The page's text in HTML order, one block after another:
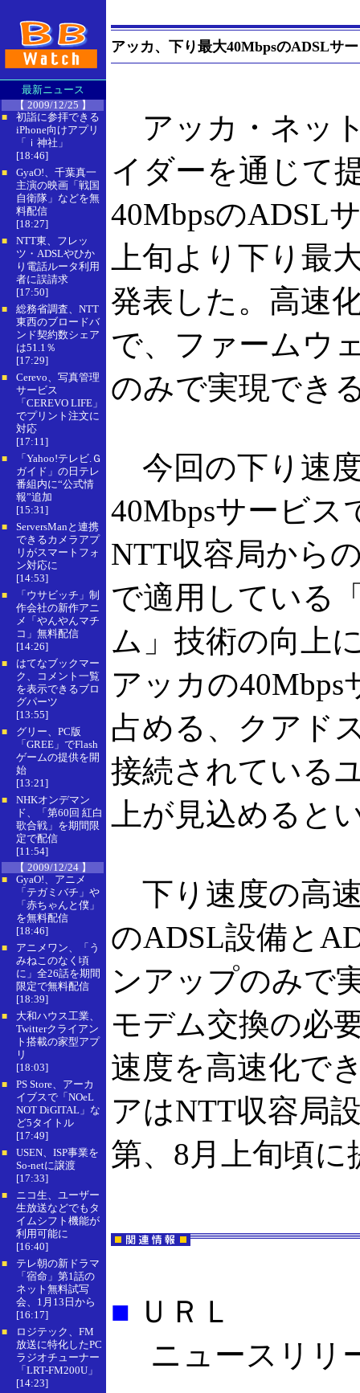
最新ニュース
【 2009/12/25 】
■
初詣に参拝できる
iPhone向けアプリ
「ｉ神社」
[18:46]
■
GyaO!、千葉真一
主演の映画「戦国
自衛隊」などを無
料配信
[18:27]
■
NTT東、フレッ
ツ・ADSLやひか
り電話ルータ利用
者に誤請求
[17:50]
■
総務省調査、NTT
東西のブロードバ
ンド契約数シェア
は51.1％
[17:29]
■
Cerevo、写真管理
サービス
「CEREVO LIFE」
でプリント注文に
対応
[17:11]
■
「Yahoo!テレビ.Ｇ
ガイド」の日テレ
番組内に“公式情
報”追加
[15:31]
■
ServersManと連携
できるカメラアプ
リがスマートフォ
ン対応に
[14:53]
■
「ウサビッチ」制
作会社の新作アニ
メ「やんやんマチ
コ」無料配信
[14:26]
■
はてなブックマー
ク、コメント一覧
を表示できるブロ
グパーツ
[13:55]
■
グリー、PC版
「GREE」でFlash
ゲームの提供を開
始
[13:21]
■
NHKオンデマン
ド、「第60回 紅白
歌合戦」を期間限
定で配信
[11:54]
【 2009/12/24 】
■
GyaO!、アニメ
「テガミバチ」や
「赤ちゃんと僕」
を無料配信
[18:46]
■
アニメワン、「う
みねこのなく頃
に」全26話を期間
限定で無料配信
[18:39]
■
大和ハウス工業、
Twitterクライアン
ト搭載の家型アプ
リ
[18:03]
■
PS Store、アーカ
イブスで「NOeL
NOT DiGITAL」な
ど5タイトル
[17:49]
■
USEN、ISP事業を
So-netに譲渡
[17:33]
■
ニコ生、ユーザー
生放送などでもタ
イムシフト機能が
利用可能に
[16:40]
■
テレ朝の新ドラマ
「宿命」第1話の
ネット無料試写
会、1月13日から
[16:17]
■
ロジテック、FM
放送に特化したPC
ラジオチューナー
「LRT-FM200U」
[14:23]
アッカ、下り最大40MbpsのADSLサ
アッカ・ネッ
イダーを通じて
40MbpsのADSL
上旬より下り最
発表した。高速
で、ファームウ
のみで実現でき
今回の下り速
40Mbpsサービス
NTT収容局から
で適用している
ム」技術の向上
アッカの
占める、クアド
接続されている
上が見込めると
下り速度の高
のADSL設備と
ンアップのみで
モデム交換の必
速度を高速化で
アはNTT収容局
第、8月上旬頃
■ ＵＲＬ
ニュースリリ